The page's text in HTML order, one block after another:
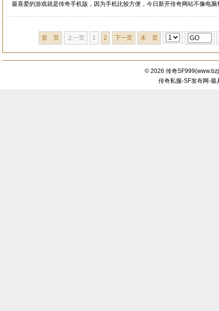
最喜爱的游戏就是传奇手机版，因为手机比较方便，今日新开传奇网站不像电脑
首 页 上一页 1 2 下一页 末 页
© 2026 传奇SF999(
传奇私服-SF发布网-最